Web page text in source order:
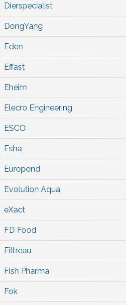
Dierspecialist
DongYang
Eden
Effast
Eheim
Elecro Engineering
ESCO
Esha
Europond
Evolution Aqua
eXact
FD Food
Filtreau
Fish Pharma
Fok